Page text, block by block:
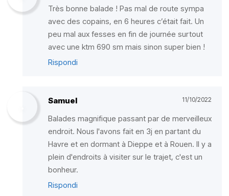
Très bonne balade ! Pas mal de route sympa
avec des copains, en 6 heures c’était fait. Un
peu mal aux fesses en fin de journée surtout
avec une ktm 690 sm mais sinon super bien !
Rispondi
Samuel 11/10/2022
Balades magnifique passant par de merveilleux
endroit. Nous l'avons fait en 3j en partant du
Havre et en dormant à Dieppe et à Rouen. Il y a
plein d'endroits à visiter sur le trajet, c'est un
bonheur.
Rispondi